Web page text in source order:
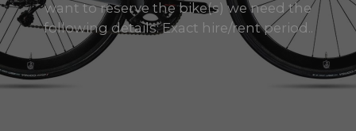
want to reserve the bike(s) we need the
following details: Exact hire/rent period..